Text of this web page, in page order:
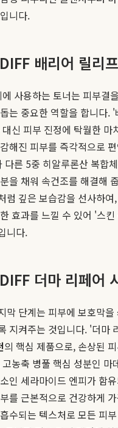
니다.
배리어 릴리
사용하는 토너는 피부결
는 중요한 역할을 합니다.
신 피부 진정에 탁월한 마
해진 피부를 즉각적으로
다른 5중 히알루론산 복합
을 채워 속건조를 해결해
럼 깊은 보습감을 선사하여
효과를 느낄 수 있어 '스
니다.
더마 리페어
막 단계는 피부에 보호막을
지켜주는 것입니다. '더마
의 핵심 제품으로, 손상된
농축 병풀 핵심 성분인 마
인 세라마이드 엔피가 함
를 근본적으로 건강하게
수되는 텍스처로 모든 피